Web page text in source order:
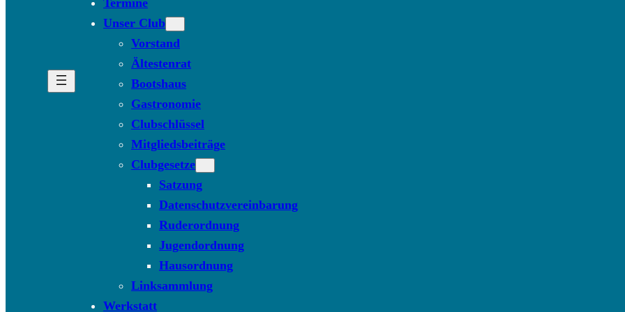
Unser Club
Vorstand
Ältestenrat
Bootshaus
Gastronomie
Clubschlüssel
Mitgliedsbeiträge
Clubgesetze
Satzung
Datenschutzvereinbarung
Ruderordnung
Jugendordnung
Hausordnung
Linksammlung
Werkstatt